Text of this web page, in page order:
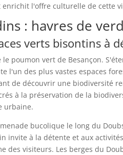
enrichit l'offre culturelle de cette
: havres de
verts bisontins à
poumon vert de Besançon.
l'un des plus vastes espaces
de découvrir une biodiversité
à la préservation de la
urbaine.
bucolique le long du
invite à la détente et aux
des visiteurs. Les berges du